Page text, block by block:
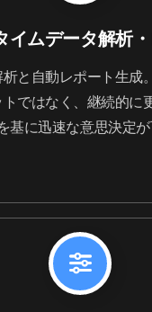
イムデータ解析
析と自動レポート生成
ではなく、継続的に
基に迅速な意思決定が